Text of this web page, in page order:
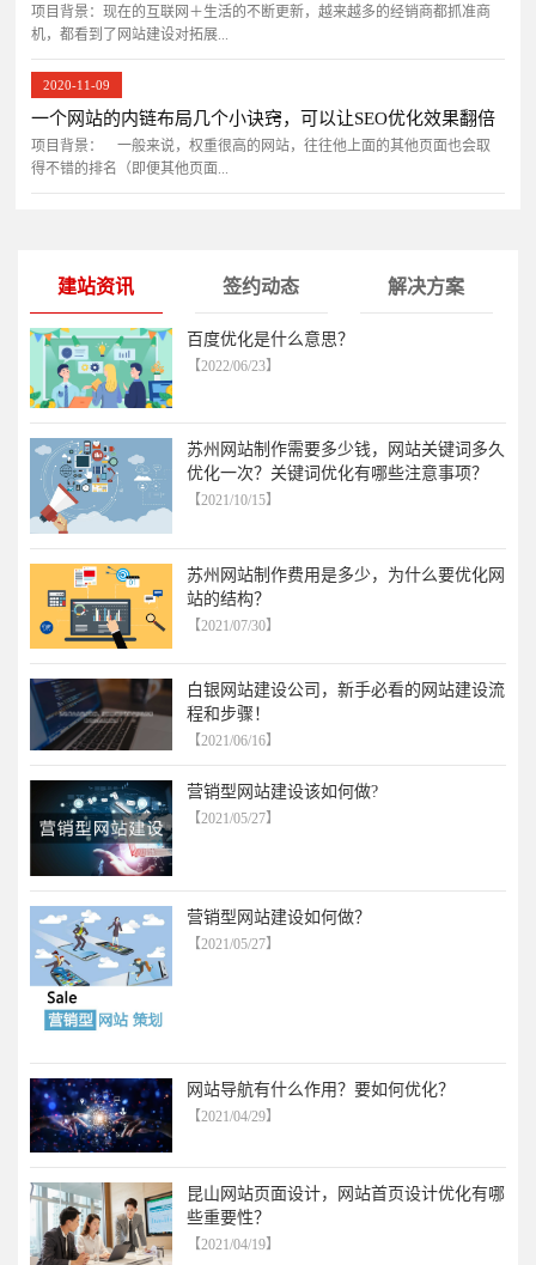
项目背景：现在的互联网＋生活的不断更新，越来越多的经销商都抓准商
机，都看到了网站建设对拓展...
2020-11-09
一个网站的内链布局几个小诀窍，可以让SEO优化效果翻倍
项目背景： 一般来说，权重很高的网站，往往他上面的其他页面也会取
得不错的排名（即便其他页面...
建站资讯 签约动态 解决方案
百度优化是什么意思？
【2022/06/23】
苏州网站制作需要多少钱，网站关键词多久
优化一次？关键词优化有哪些注意事项？
【2021/10/15】
苏州网站制作费用是多少，为什么要优化网
站的结构？
【2021/07/30】
白银网站建设公司，新手必看的网站建设流
程和步骤！
【2021/06/16】
营销型网站建设该如何做?
【2021/05/27】
营销型网站建设如何做？
【2021/05/27】
网站导航有什么作用？要如何优化？
【2021/04/29】
昆山网站页面设计，网站首页设计优化有哪
些重要性？
【2021/04/19】